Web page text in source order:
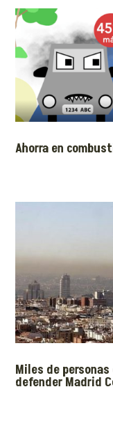
Ahorra en
Miles de
defender Madrid